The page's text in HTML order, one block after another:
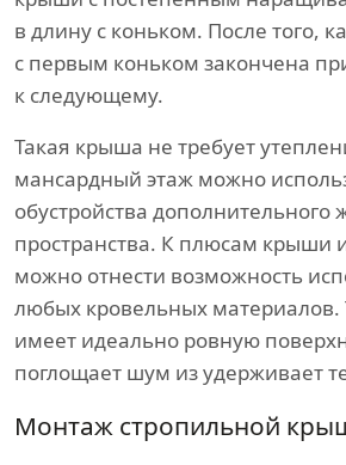
в длину с коньком. После того,
с первым коньком закончена
к следующему.
Такая крыша не требует
мансардный этаж можно
обустройства дополнительного
пространства. К плюсам крыши
можно отнести возможность
любых кровельных материалов.
имеет идеально ровную
поглощает шум из удерживает
Монтаж стропильной